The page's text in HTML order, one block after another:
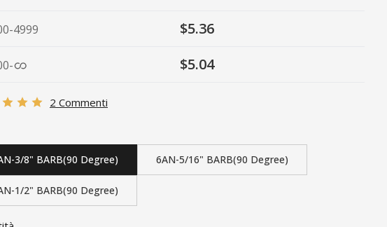
4999 $5.36
- $5.04
2 Commenti
3/8" BARB(90 Degree) 6AN-5/16" BARB(90 Degree)
1/2" BARB(90 Degree)